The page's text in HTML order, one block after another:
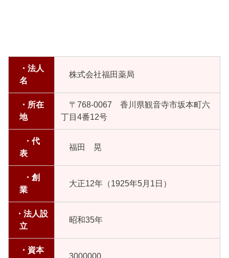
・法人
名
株式会社福田薬局
・所在
地
〒768-0067 香川県観音寺市坂本町六
丁目4番12号
・代
表
福田 晃
・創
業
大正12年（1925年5月1日）
・法人設
立
昭和35年
・資本
3000000